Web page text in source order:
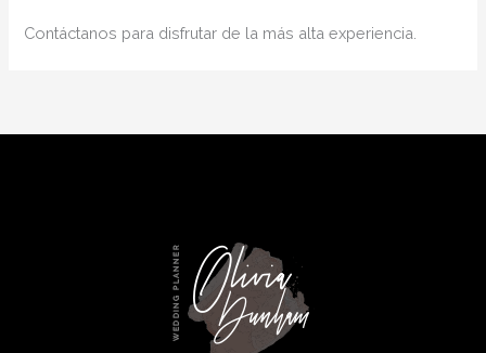
Contáctanos para disfrutar de la más alta experiencia.